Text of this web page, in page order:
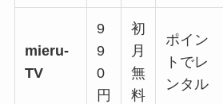
mieru-
TV
9
9
0
円
初
月
無
料
ポイン
トでレ
ンタル